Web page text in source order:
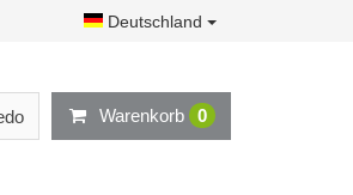
Deutschland
Warenkorb 0